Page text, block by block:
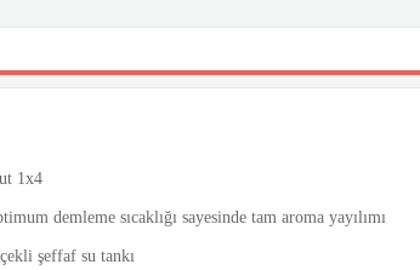
1x4
demleme sıcaklığı sayesinde tam aroma yayılımı
şeffaf su tankı